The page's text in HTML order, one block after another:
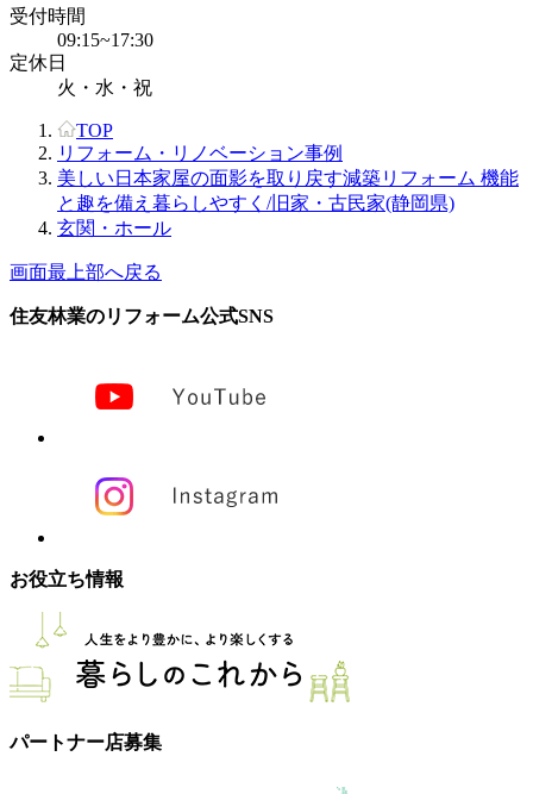
受付時間
09:15~17:30
定休日
火・水・祝
TOP
リフォーム・リノベーション事例
美しい日本家屋の面影を取り戻す減築リフォーム 機能
と趣を備え暮らしやすく/旧家・古民家(静岡県)
玄関・ホール
画面最上部へ戻る
住友林業のリフォーム公式SNS
お役立ち情報
パートナー店募集